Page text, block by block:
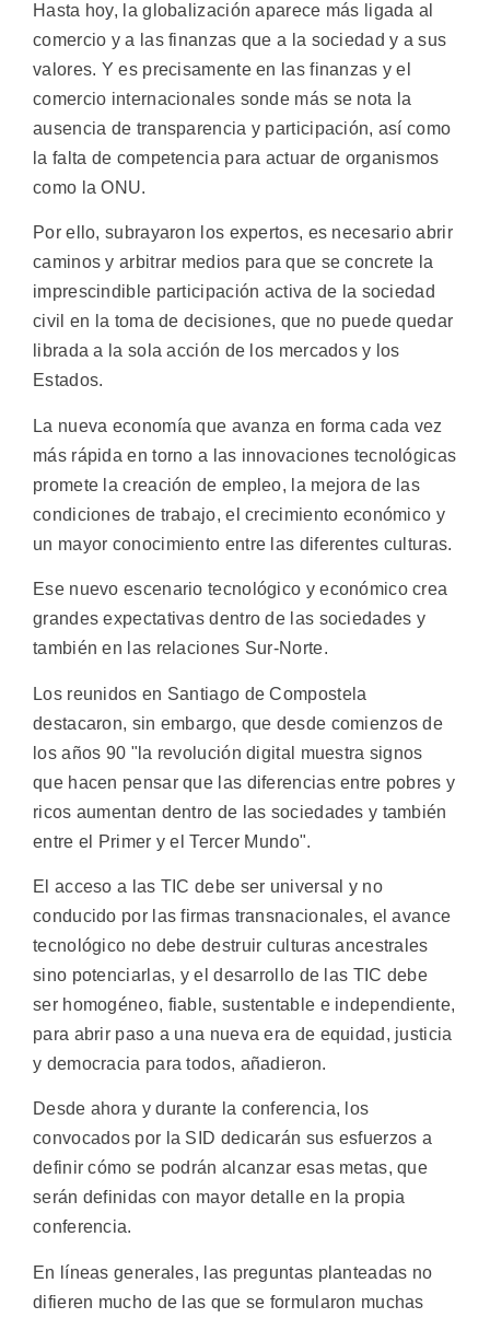
Hasta hoy, la globalización aparece más ligada al
comercio y a las finanzas que a la sociedad y a sus
valores. Y es precisamente en las finanzas y el
comercio internacionales sonde más se nota la
ausencia de transparencia y participación, así como
la falta de competencia para actuar de organismos
como la ONU.
Por ello, subrayaron los expertos, es necesario abrir
caminos y arbitrar medios para que se concrete la
imprescindible participación activa de la sociedad
civil en la toma de decisiones, que no puede quedar
librada a la sola acción de los mercados y los
Estados.
La nueva economía que avanza en forma cada vez
más rápida en torno a las innovaciones tecnológicas
promete la creación de empleo, la mejora de las
condiciones de trabajo, el crecimiento económico y
un mayor conocimiento entre las diferentes culturas.
Ese nuevo escenario tecnológico y económico crea
grandes expectativas dentro de las sociedades y
también en las relaciones Sur-Norte.
Los reunidos en Santiago de Compostela
destacaron, sin embargo, que desde comienzos de
los años 90 "la revolución digital muestra signos
que hacen pensar que las diferencias entre pobres y
ricos aumentan dentro de las sociedades y también
entre el Primer y el Tercer Mundo".
El acceso a las TIC debe ser universal y no
conducido por las firmas transnacionales, el avance
tecnológico no debe destruir culturas ancestrales
sino potenciarlas, y el desarrollo de las TIC debe
ser homogéneo, fiable, sustentable e independiente,
para abrir paso a una nueva era de equidad, justicia
y democracia para todos, añadieron.
Desde ahora y durante la conferencia, los
convocados por la SID dedicarán sus esfuerzos a
definir cómo se podrán alcanzar esas metas, que
serán definidas con mayor detalle en la propia
conferencia.
En líneas generales, las preguntas planteadas no
difieren mucho de las que se formularon muchas